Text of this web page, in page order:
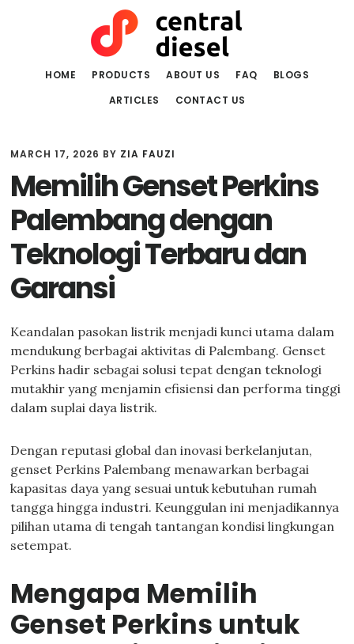
HOME PRODUCTS ABOUT US FAQ
BLOGS
ARTICLES
CONTACT US
MARCH 17, 2026 BY ZIA FAUZI
Memilih Genset Perkins
Palembang dengan
Teknologi Terbaru dan
Garansi
Keandalan pasokan listrik menjadi kunci utama dalam
mendukung berbagai aktivitas di Palembang. Genset
Perkins hadir sebagai solusi tepat dengan teknologi
mutakhir yang menjamin efisiensi dan performa tinggi
dalam suplai daya listrik.
Dengan reputasi global dan inovasi berkelanjutan,
genset Perkins Palembang menawarkan berbagai
kapasitas daya yang sesuai untuk kebutuhan rumah
tangga hingga industri. Keunggulan ini menjadikannya
pilihan utama di tengah tantangan kondisi lingkungan
setempat.
Mengapa Memilih
Genset Perkins untuk